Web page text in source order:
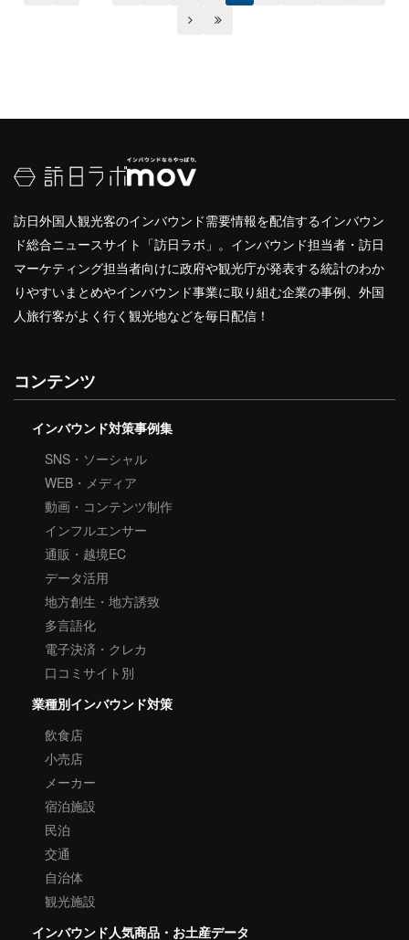
 
訪日外国人観光客のインバウンド需要情報を配信するインバウン
ド総合ニュースサイト「訪日ラボ」。インバウンド担当者・訪日
マーケティング担当者向けに政府や観光庁が発表する統計のわか
りやすいまとめやインバウンド事業に取り組む企業の事例、外国
人旅行客がよく行く観光地などを毎日配信！
コンテンツ
インバウンド対策事例集
SNS・ソーシャル
WEB・メディア
動画・コンテンツ制作
インフルエンサー
通販・越境EC
データ活用
地方創生・地方誘致
多言語化
電子決済・クレカ
口コミサイト別
業種別インバウンド対策
飲食店
小売店
メーカー
宿泊施設
民泊
交通
自治体
観光施設
インバウンド人気商品・お土産データ